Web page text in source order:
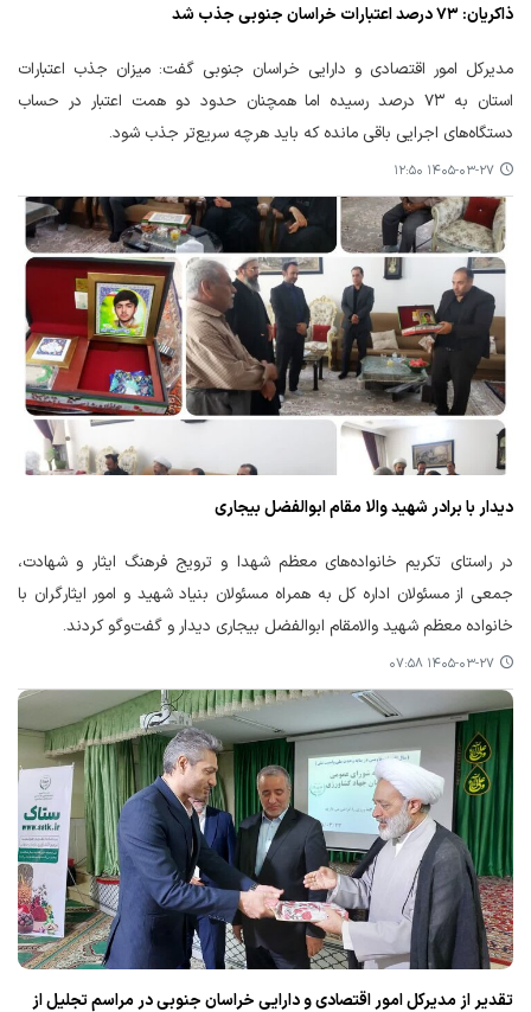
ذاکریان: ۷۳ درصد اعتبارات خراسان جنوبی جذب شد
مدیرکل امور اقتصادی و دارایی خراسان جنوبی گفت: میزان جذب اعتبارات
استان به ۷۳ درصد رسیده اما همچنان حدود دو همت اعتبار در حساب
دستگاه‌های اجرایی باقی مانده که باید هرچه سریع‌تر جذب شود.
۱۴۰۵-۰۳-۲۷ ۱۲:۵۰
دیدار با برادر شهید والا مقام ابوالفضل بیجاری
در راستای تکریم خانواده‌های معظم شهدا و ترویج فرهنگ ایثار و شهادت،
جمعی از مسئولان اداره کل به همراه مسئولان بنیاد شهید و امور ایثارگران با
خانواده معظم شهید والامقام ابوالفضل بیجاری دیدار و گفت‌وگو کردند.
۱۴۰۵-۰۳-۲۷ ۰۷:۵۸
تقدیر از مدیرکل امور اقتصادی و دارایی خراسان جنوبی در مراسم تجلیل از